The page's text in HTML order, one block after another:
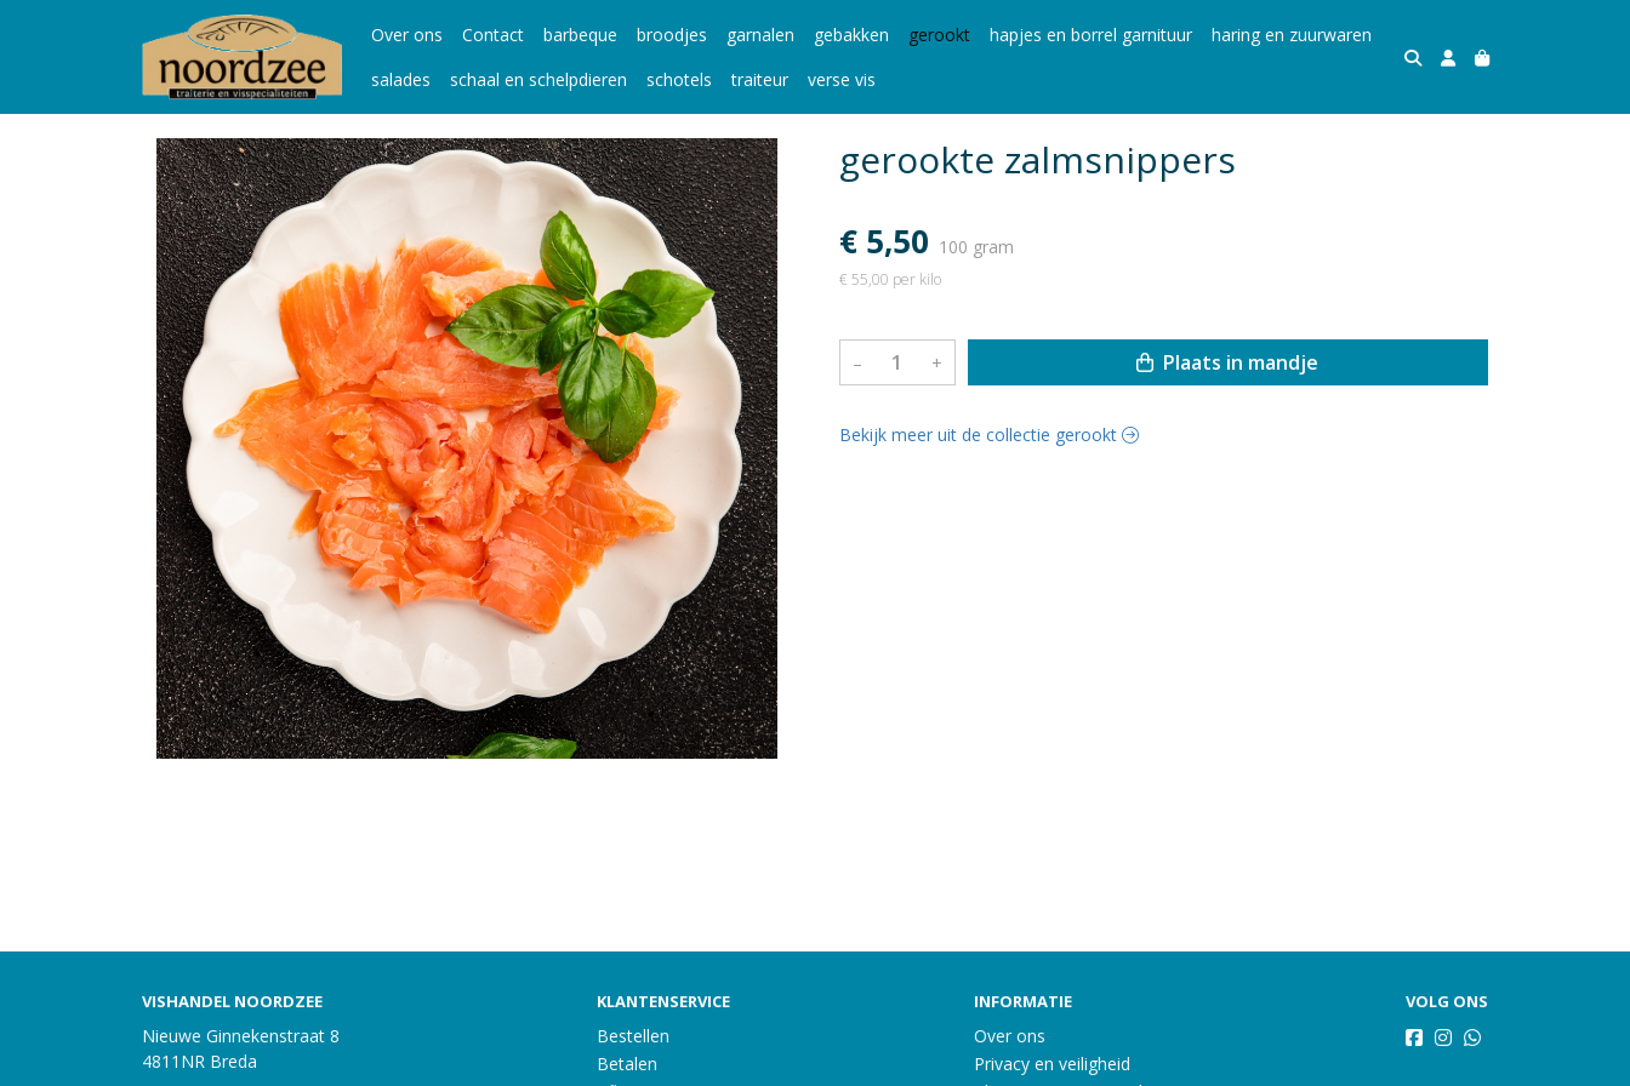
Over ons Contact barbeque broodjes garnalen gebakken gerookt hapjes en borrel garnituur
haring en zuurwaren
salades
schaal en schelpdieren schotels traiteur verse vis
gerookte zalmsnippers
€ 5,50 100 gram
€ 55,00 per kilo
– + Plaats in mandje
Bekijk meer uit de collectie gerookt
VISHANDEL NOORDZEE
Nieuwe Ginnekenstraat 8
4811NR Breda
KLANTENSERVICE
Bestellen
Betalen
INFORMATIE
Over ons
Privacy en veiligheid
VOLG ONS